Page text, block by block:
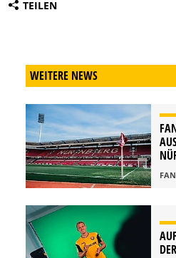
TEILEN
WEITERE NEWS